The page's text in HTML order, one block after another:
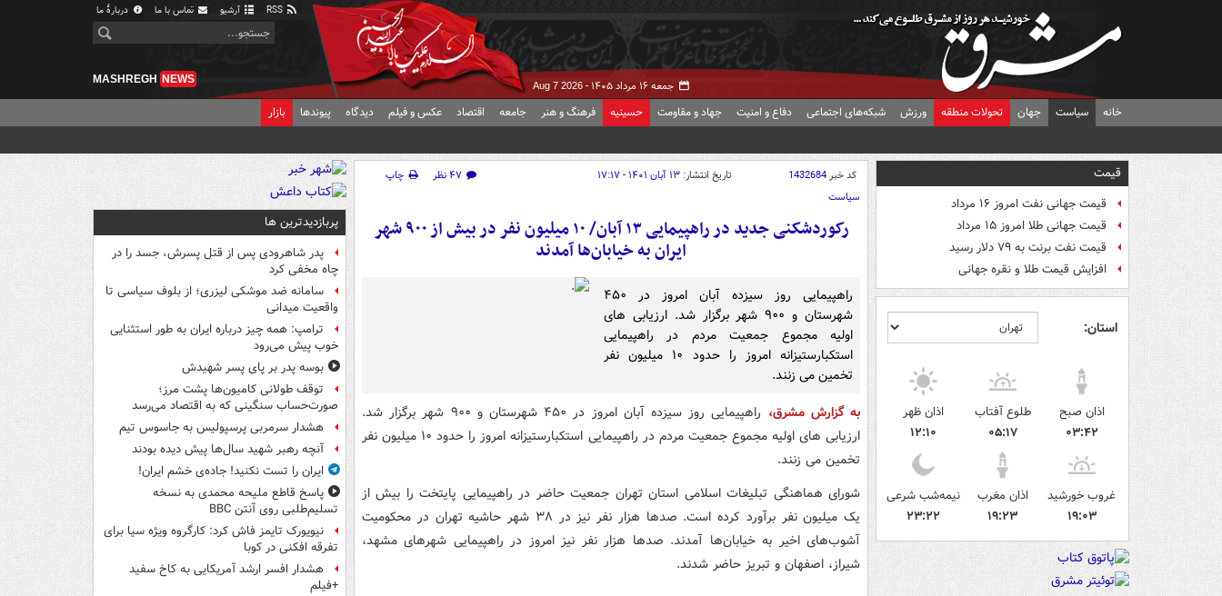
آرشیو تماس با ما دربارهٔ ما
جمعه ۱۶ مرداد ۱۴۰۵ - Aug 7 2026
MASHREGH NEWS
خانه سیاست جهان تحولات منطقه ورزش شبکه‌های اجتماعی دفاع و امنیت جهاد و مقاومت حسینیه فرهنگ و هنر جامعه اقتصاد عکس و فیلم دیدگاه پیوندها بازار
قیمت
قیمت جهانی نفت امروز ۱۶ مرداد
قیمت جهانی طلا امروز ۱۵ مرداد
قیمت نفت برنت به ۷۹ دلار رسید
افزایش قیمت طلا و نقره جهانی
استان:
اذان صبح
۰۳:۴۲
طلوع آفتاب
۰۵:۱۷
اذان ظهر
۱۲:۱۰
غروب خورشید
۱۹:۰۳
اذان مغرب
۱۹:۲۳
نیمه‌شب شرعی
۲۳:۲۲
کد خبر1432684 تاریخ انتشار: ۱۳ آبان ۱۴۰۱ - ۱۷:۱۷ ۴۷ نظر
چاپ
سیاست
رکوردشکنی جدید در راهپیمایی ۱۳ آبان/ ۱۰ میلیون نفر در بیش از ۹۰۰ شهر
ایران به خیابان‌ها آمدند
راهپیمایی روز سیزده آبان امروز در ۴۵۰
شهرستان و ۹۰۰ شهر برگزار شد. ارزیابی های
اولیه مجموع جمعیت مردم در راهپیمایی
استکبارستیزانه امروز را حدود ۱۰ میلیون نفر
تخمین می زنند.
به گزارش مشرق،
راهپیمایی روز سیزده آبان امروز در ۴۵۰ شهرستان و ۹۰۰ شهر برگزار شد.
ارزیابی های اولیه مجموع جمعیت مردم در راهپیمایی استکبارستیزانه امروز را حدود ۱۰ میلیون نفر
تخمین می زنند.
شورای هماهنگی تبلیغات اسلامی استان تهران جمعیت حاضر در راهپیمایی پایتخت را بیش از
یک میلیون نفر برآورد کرده است. صدها هزار نفر نیز در ۳۸ شهر حاشیه تهران در محکومیت‌
آشوب‌های اخیر به خیابان‌ها آمدند. صدها هزار نفر نیز امروز در راهپیمایی شهرهای مشهد،
شیراز، اصفهان و تبریز حاضر شدند.
پربازدیدترین ها
پدر شاهرودی پس از قتل پسرش، جسد را در
چاه مخفی کرد
سامانه ضد موشکی لیزری؛ از بلوف سیاسی تا
واقعیت میدانی
ترامپ: همه چیز درباره ایران به طور استثنایی
خوب پیش می‌رود
بوسه‌ پدر بر پای پسر شهیدش
توقف طولانی کامیون‌ها پشت مرز؛
صورت‌حساب سنگینی که به اقتصاد می‌رسد
هشدار سرمربی پرسپولیس به جاسوس تیم
آنچه رهبر شهید سال‌ها پیش دیده بودند
ایران را تست نکنید! جاده‌ی خشم ایران!
پاسخ قاطع ملیحه محمدی به نسخه
تسلیم‌طلبی روی آنتن BBC
نیویورک تایمز فاش کرد: کارگروه ویژه سیا برای
تفرقه افکنی در کوبا
هشدار افسر ارشد آمریکایی به کاخ سفید
+فیلم